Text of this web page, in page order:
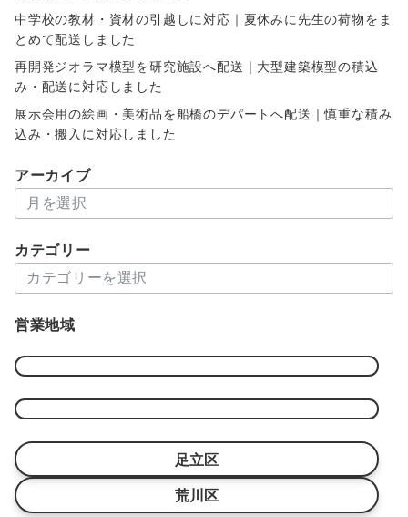
中学校の教材・資材の引越しに対応｜夏休みに先生の荷物をま
とめて配送しました
再開発ジオラマ模型を研究施設へ配送｜大型建築模型の積込
み・配送に対応しました
展示会用の絵画・美術品を船橋のデパートへ配送｜慎重な積み
込み・搬入に対応しました
アーカイブ
ー
イ
カテゴリー
テ
リ
営業地域
足立区
荒川区